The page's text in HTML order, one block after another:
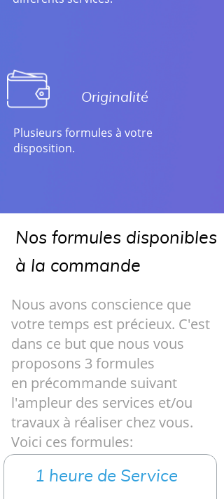
Originalité
Plusieurs formules à votre
disposition.
1 heure de Service
Nos formules disponibles
à la commande
Nous avons conscience que
votre temps est précieux. C'est
dans ce but que nous vous
proposons 3 formules
en précommande suivant
l'ampleur des services et/ou
travaux à réaliser chez vous.
Voici ces formules: